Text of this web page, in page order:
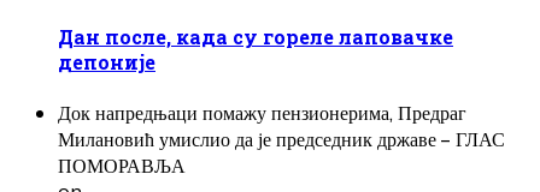
Дан после, када су гореле лаповачке
депоније
Док напредњаци помажу пензионерима, Предраг
Милановић умислио да је председник државе – ГЛАС
ПОМОРАВЉА